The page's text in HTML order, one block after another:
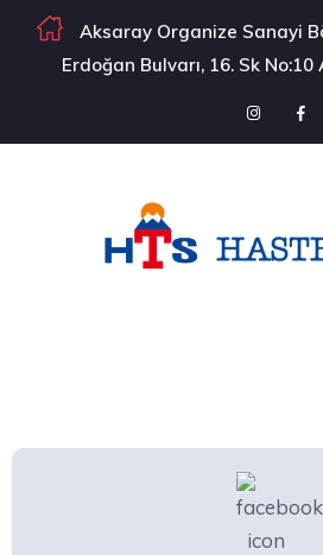
Aksaray Organize Sanayi
Erdoğan Bulvarı, 16. Sk No:10